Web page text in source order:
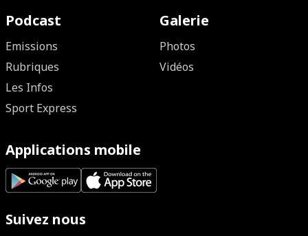
Podcast
Emissions
Rubriques
Les Infos
Sport Express
Galerie
Photos
Vidéos
Applications mobile
Suivez nous